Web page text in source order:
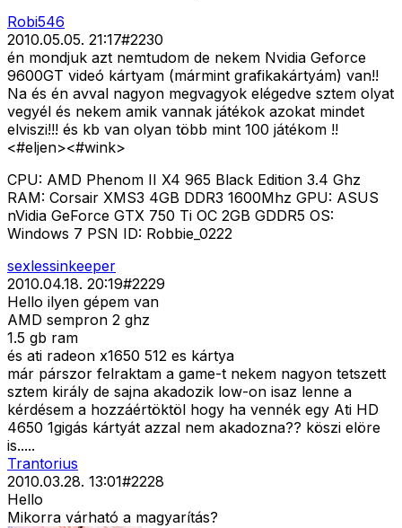
Robi546
2010.05.05. 21:17#2230
én mondjuk azt nemtudom de nekem Nvidia Geforce
9600GT videó kártyam (mármint grafikakártyám) van!!
Na és én avval nagyon megvagyok elégedve sztem olyat
vegyél és nekem amik vannak játékok azokat mindet
elviszi!!! és kb van olyan több mint 100 játékom !!
<#eljen><#wink>
CPU: AMD Phenom II X4 965 Black Edition 3.4 Ghz
RAM: Corsair XMS3 4GB DDR3 1600Mhz GPU: ASUS
nVidia GeForce GTX 750 Ti OC 2GB GDDR5 OS:
Windows 7 PSN ID: Robbie_0222
sexlessinkeeper
2010.04.18. 20:19#2229
Hello ilyen gépem van
AMD sempron 2 ghz
1.5 gb ram
és ati radeon x1650 512 es kártya
már párszor felraktam a game-t nekem nagyon tetszett
sztem király de sajna akadozik low-on isaz lenne a
kérdésem a hozzáértöktöl hogy ha vennék egy Ati HD
4650 1gigás kártyát azzal nem akadozna?? köszi elöre
is.....
Trantorius
2010.03.28. 13:01#2228
Hello
Mikorra várható a magyarítás?